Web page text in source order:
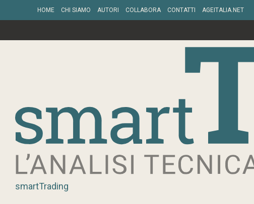
HOME CHI SIAMO AUTORI COLLABORA CONTATTI AGEITALIA.NET
smartTrading